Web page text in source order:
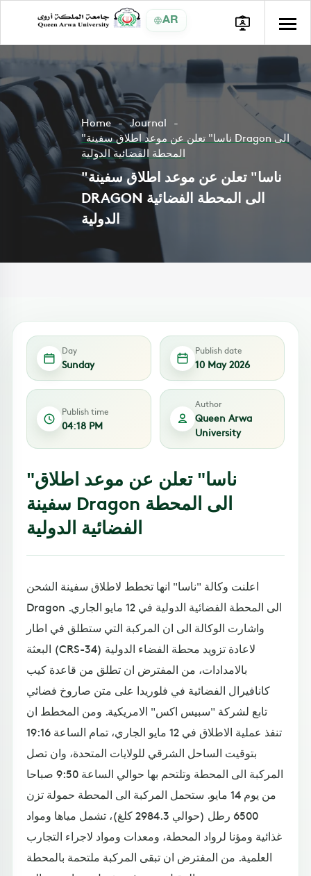
AR
Home
Journal
"ناسا" تعلن عن موعد اطلاق سفينة Dragon الى
المحطة الفضائية الدولية
"ناسا" تعلن عن موعد اطلاق سفينة
DRAGON الى المحطة الفضائية
الدولية
Day
Sunday
Publish date
10 May 2026
Publish time
04:18 PM
Author
Queen Arwa
University
"ناسا" تعلن عن موعد اطلاق
سفينة Dragon الى المحطة
الفضائية الدولية
اعلنت وكالة "ناسا" انها تخطط لاطلاق سفينة الشحن
Dragon الى المحطة الفضائية الدولية في 12 مايو الجاري.
واشارت الوكالة الى ان المركبة التي ستطلق في اطار
البعثة (CRS-34) لاعادة تزويد محطة الفضاء الدولية
بالامدادات، من المفترض ان تطلق من قاعدة كيب
كانافيرال الفضائية في فلوريدا على متن صاروخ فضائي
تابع لشركة "سبيس اكس" الامريكية. ومن المخطط ان
تنفذ عملية الاطلاق في 12 مايو الجاري، تمام الساعة 19:16
بتوقيت الساحل الشرقي للولايات المتحدة، وان تصل
المركبة الى المحطة وتلتحم بها حوالي الساعة 9:50 صباحا
من يوم 14 مايو. ستحمل المركبة الى المحطة حمولة تزن
6500 رطل (حوالي 2984.3 كلغ)، تشمل مياها ومواد
غذائية ومؤنا لرواد المحطة، ومعدات ومواد لاجراء التجارب
العلمية. من المفترض ان تبقى المركبة ملتحمة بالمحطة